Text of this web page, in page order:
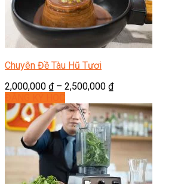
Chuyên Đề Tàu Hũ Tươi
2,000,000 ₫– 2,500,000 ₫